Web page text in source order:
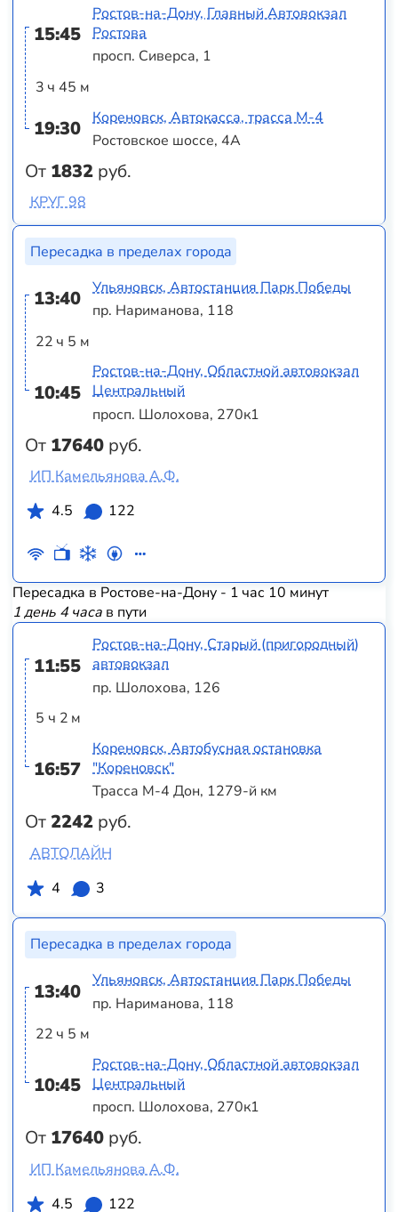
15:45
3 ч 45 м
19:30
От 1832 руб.
Ростов-на-Дону, Главный Автовокзал
Ростова
просп. Сиверса, 1
Кореновск, Автокасса, трасса М-4
Ростовское шоссе, 4А
КРУГ 98
Пересадка в пределах города
13:40
22 ч 5 м
10:45
От 17640 руб.
Ульяновск, Автостанция Парк Победы
пр. Нариманова, 118
Ростов-на-Дону, Областной автовокзал
Центральный
просп. Шолохова, 270к1
ИП Камельянова А.Ф.
4.5
122
Пересадка в Ростове-на-Дону - 1 час 10 минут
1 день 4 часав пути
11:55
5 ч 2 м
16:57
От2242 руб.
Ростов-на-Дону, Старый (пригородный)
автовокзал
пр. Шолохова, 126
Кореновск, Автобусная остановка
"Кореновск"
Трасса М-4 Дон, 1279-й км
АВТОЛАЙН
4
3
Пересадка в пределах города
13:40
22 ч 5 м
10:45
От 17640 руб.
Ульяновск, Автостанция Парк Победы
пр. Нариманова, 118
Ростов-на-Дону, Областной автовокзал
Центральный
просп. Шолохова, 270к1
ИП Камельянова А.Ф.
4.5
122